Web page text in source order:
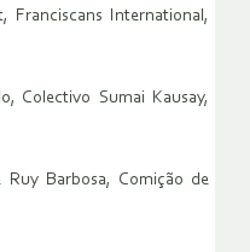
Franciscans International,
Colectivo Sumai Kausay,
Barbosa, Comição de